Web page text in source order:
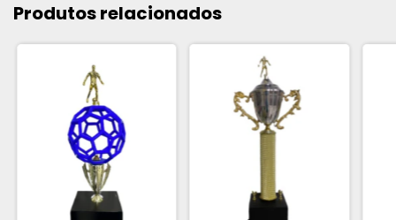
Produtos relacionados